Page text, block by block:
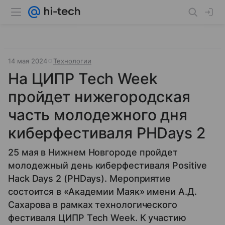
14 мая 2024 Технологии
На ЦИПР Tech Week
пройдет нижегородская
часть молодежного дня
киберфестиваля PHDays 2
25 мая в Нижнем Новгороде пройдет
молодежный день киберфестиваля Positive
Hack Days 2 (PHDays). Мероприятие
состоится в «Академии Маяк» имени А.Д.
Сахарова в рамках технологического
фестиваля ЦИПР Tech Week. К участию